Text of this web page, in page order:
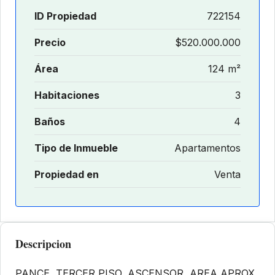
ID Propiedad 722154
Precio $520.000.000
Área 124 m²
Habitaciones 3
Baños 4
Tipo de Inmueble Apartamentos
Propiedad en Venta
Descripcion